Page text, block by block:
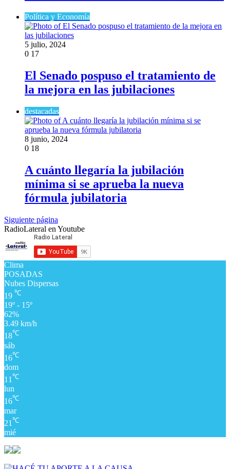
Política y Economía
5 julio, 2024
0 17
El Senado pospuso el tratamiento de
la mejora en las jubilaciones
destacadas
8 junio, 2024
0 18
A cuánto llegaría la jubilación
mínima si se aprueba la nueva
fórmula jubilatoria
Siguiente página
RadioLateral en Youtube
Clima
POSADAS
Nubes Dispersas
19 ℃
19º - 15º
62%
3.49 km/h
18℃
sáb
16℃
dom
11 ℃
lun
16℃
mar
21 ℃
mié